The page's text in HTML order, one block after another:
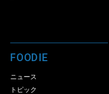
FOODIE
ニュース
トピック